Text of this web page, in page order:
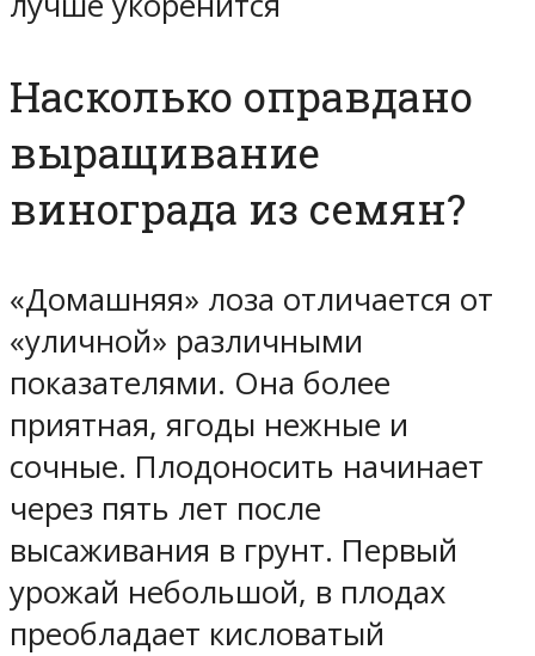
Насколько оправдано
выращивание
винограда из семян?
«Домашняя» лоза отличается от
«уличной» различными
показателями. Она более
приятная, ягоды нежные и
сочные. Плодоносить начинает
через пять лет после
высаживания в грунт. Первый
урожай небольшой, в плодах
преобладает кисловатый